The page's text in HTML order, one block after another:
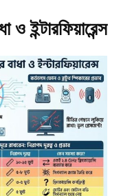
ইন্টারফিয়ারেন্স